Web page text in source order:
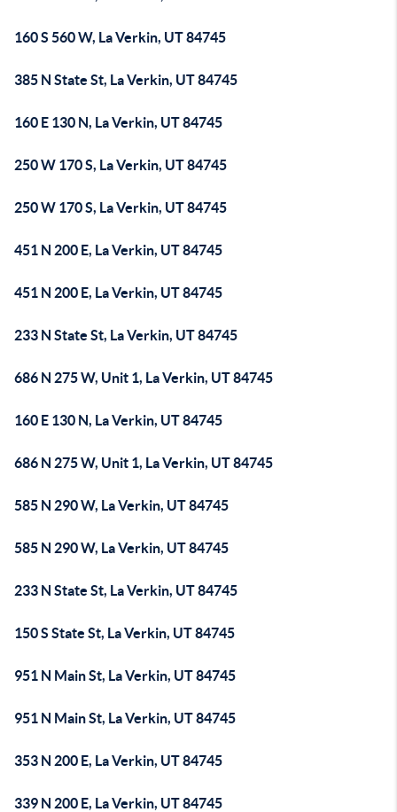
160 S 560 W, La Verkin, UT 84745
385 N State St, La Verkin, UT 84745
160 E 130 N, La Verkin, UT 84745
250 W 170 S, La Verkin, UT 84745
250 W 170 S, La Verkin, UT 84745
451 N 200 E, La Verkin, UT 84745
451 N 200 E, La Verkin, UT 84745
233 N State St, La Verkin, UT 84745
686 N 275 W, Unit 1, La Verkin, UT 84745
160 E 130 N, La Verkin, UT 84745
686 N 275 W, Unit 1, La Verkin, UT 84745
585 N 290 W, La Verkin, UT 84745
585 N 290 W, La Verkin, UT 84745
233 N State St, La Verkin, UT 84745
150 S State St, La Verkin, UT 84745
951 N Main St, La Verkin, UT 84745
951 N Main St, La Verkin, UT 84745
353 N 200 E, La Verkin, UT 84745
339 N 200 E, La Verkin, UT 84745